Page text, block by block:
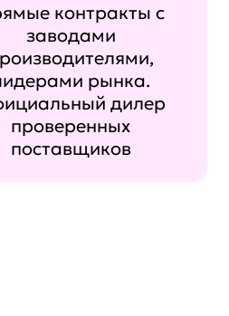
контракты с
заводами
рынка.
дилер
проверенных
поставщиков